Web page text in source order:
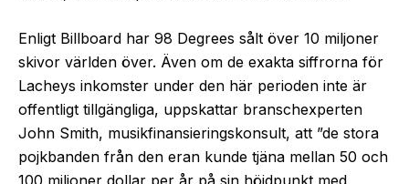
Enligt Billboard har 98 Degrees sålt över 10 miljoner
skivor världen över. Även om de exakta siffrorna för
Lacheys inkomster under den här perioden inte är
offentligt tillgängliga, uppskattar branschexperten
John Smith, musikfinansieringskonsult, att ”de stora
pojkbanden från den eran kunde tjäna mellan 50 och
100 miljoner dollar per år på sin höjdpunkt med